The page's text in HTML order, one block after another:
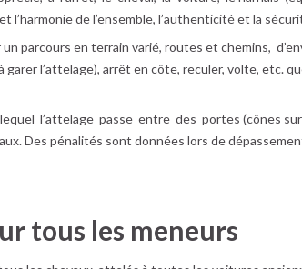
de l’ensemble, l’authenticité et la
parcours en terrain varié, routes et chemins,
l’attelage), arrêt en côte, reculer, volte, etc.
l’attelage passe entre des portes (cônes
Des pénalités sont données lors de
tous les meneurs